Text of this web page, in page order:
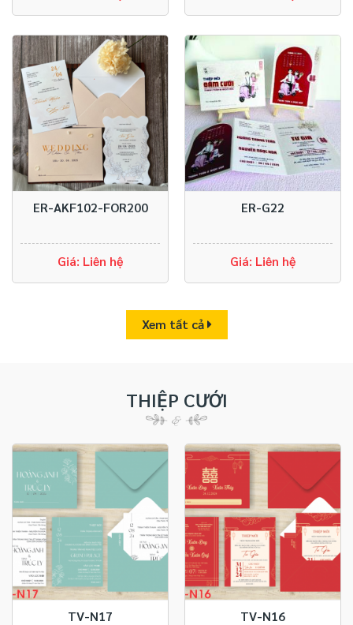
ER-AKF102-FOR200
Giá: Liên hệ
ER-G22
Giá: Liên hệ
Xem tất cả
THIỆP CƯỚI
TV-N17 TV-N16